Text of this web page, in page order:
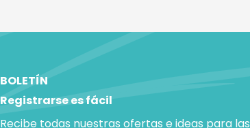
BOLETÍN
Registrarse es fácil
Recibe todas nuestras ofertas e ideas para las